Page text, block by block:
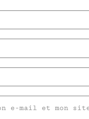
e-mail et mon